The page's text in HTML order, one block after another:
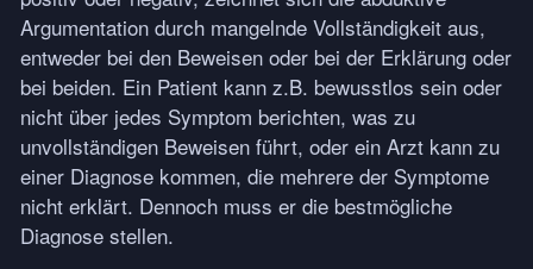
Argumentation durch mangelnde Vollständigkeit aus,
entweder bei den Beweisen oder bei der Erklärung oder
bei beiden. Ein Patient kann z.B. bewusstlos sein oder
nicht über jedes Symptom berichten, was zu
unvollständigen Beweisen führt, oder ein Arzt kann zu
einer Diagnose kommen, die mehrere der Symptome
nicht erklärt. Dennoch muss er die bestmögliche
Diagnose stellen.